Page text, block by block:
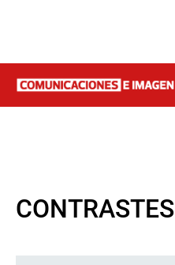
CONTRASTES